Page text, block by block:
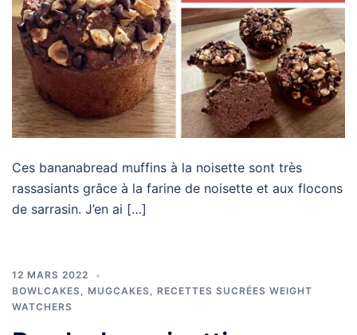
Ces bananabread muffins à la noisette sont très
rassasiants grâce à la farine de noisette et aux flocons
de sarrasin. J’en ai […]
12 MARS 2022
BOWLCAKES, MUGCAKES
RECETTES SUCRÉES WEIGHT
WATCHERS